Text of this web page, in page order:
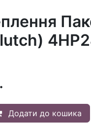
Додати до кошика